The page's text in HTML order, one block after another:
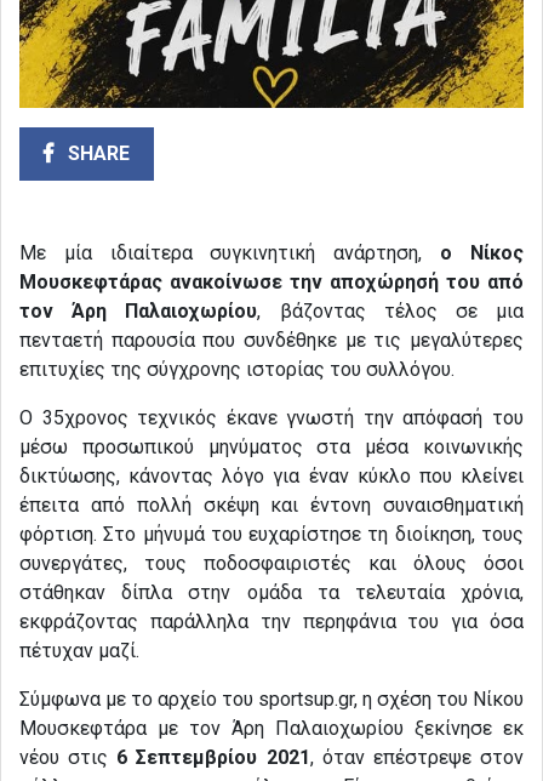
SHARE
Με μία ιδιαίτερα συγκινητική ανάρτηση, ο Νίκος
Μουσκεφτάρας ανακοίνωσε την αποχώρησή του από
τον Άρη Παλαιοχωρίου, βάζοντας τέλος σε μια
πενταετή παρουσία που συνδέθηκε με τις μεγαλύτερες
επιτυχίες της σύγχρονης ιστορίας του συλλόγου.
Ο 35χρονος τεχνικός έκανε γνωστή την απόφασή του
μέσω προσωπικού μηνύματος στα μέσα κοινωνικής
δικτύωσης, κάνοντας λόγο για έναν κύκλο που κλείνει
έπειτα από πολλή σκέψη και έντονη συναισθηματική
φόρτιση. Στο μήνυμά του ευχαρίστησε τη διοίκηση, τους
συνεργάτες, τους ποδοσφαιριστές και όλους όσοι
στάθηκαν δίπλα στην ομάδα τα τελευταία χρόνια,
εκφράζοντας παράλληλα την περηφάνια του για όσα
πέτυχαν μαζί.
Σύμφωνα με το αρχείο του sportsup.gr, η σχέση του Νίκου
Μουσκεφτάρα με τον Άρη Παλαιοχωρίου ξεκίνησε εκ
νέου στις 6 Σεπτεμβρίου 2021, όταν επέστρεψε στον